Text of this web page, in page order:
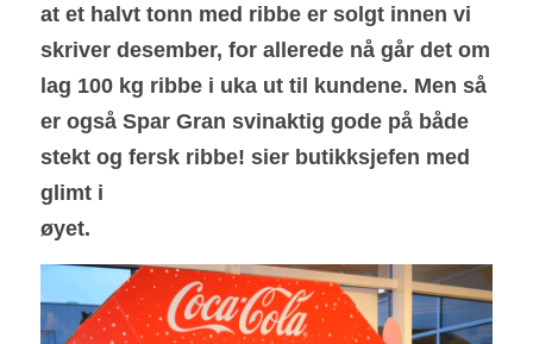
at et halvt tonn med ribbe er solgt innen vi
skriver desember, for allerede nå går det om
lag 100 kg ribbe i uka ut til kundene. Men så
er også Spar Gran svinaktig gode på både
stekt og fersk ribbe! sier butikksjefen med
glimt i
øyet.